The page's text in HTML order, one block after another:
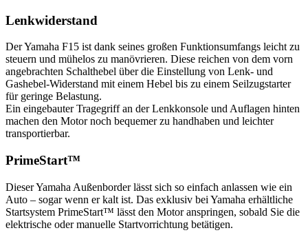
Lenkwiderstand
Der Yamaha F15 ist dank seines großen Funktionsumfangs leicht zu
steuern und mühelos zu manövrieren. Diese reichen von dem vorn
angebrachten Schalthebel über die Einstellung von Lenk- und
Gashebel-Widerstand mit einem Hebel bis zu einem Seilzugstarter
für geringe Belastung.
Ein eingebauter Tragegriff an der Lenkkonsole und Auflagen hinten
machen den Motor noch bequemer zu handhaben und leichter
transportierbar.
PrimeStart™
Dieser Yamaha Außenborder lässt sich so einfach anlassen wie ein
Auto – sogar wenn er kalt ist. Das exklusiv bei Yamaha erhältliche
Startsystem PrimeStart™ lässt den Motor anspringen, sobald Sie die
elektrische oder manuelle Startvorrichtung betätigen.